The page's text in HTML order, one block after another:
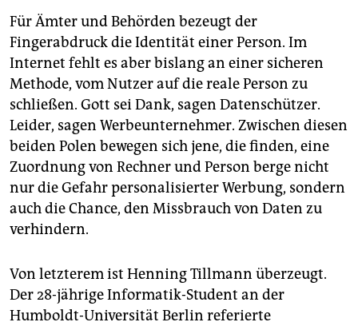
unterstützen
abo
genossenschaft
epaper login
Für Ämter und Behörden bezeugt der
Fingerabdruck die Identität einer Person. Im
Internet fehlt es aber bislang an einer sicheren
Methode, vom Nutzer auf die reale Person zu
schließen. Gott sei Dank, sagen Datenschützer.
Leider, sagen Werbeunternehmer. Zwischen diesen
beiden Polen bewegen sich jene, die finden, eine
Zuordnung von Rechner und Person berge nicht
nur die Gefahr personalisierter Werbung, sondern
auch die Chance, den Missbrauch von Daten zu
verhindern.
Von letzterem ist Henning Tillmann überzeugt.
Der 28-jährige Informatik-Student an der
Humboldt-Universität Berlin referierte